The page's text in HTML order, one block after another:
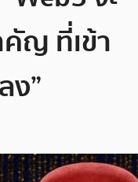
ญ ที่เข้า
ง”